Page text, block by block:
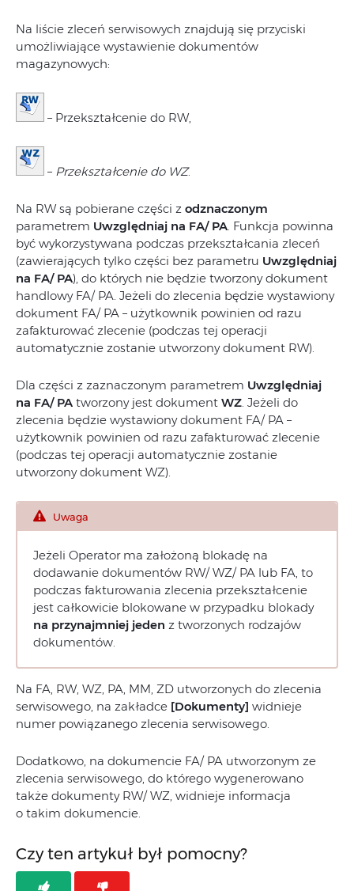
Na liście zleceń serwisowych znajdują się przyciski
umożliwiające wystawienie dokumentów
magazynowych:
– Przekształcenie do RW,
– Przekształcenie do WZ.
Na RW są pobierane części z odznaczonym
parametrem Uwzględniaj na FA/ PA. Funkcja powinna
być wykorzystywana podczas przekształcania zleceń
(zawierających tylko części bez parametru Uwzględniaj
na FA/ PA), do których nie będzie tworzony dokument
handlowy FA/ PA. Jeżeli do zlecenia będzie wystawiony
dokument FA/ PA – użytkownik powinien od razu
zafakturować zlecenie (podczas tej operacji
automatycznie zostanie utworzony dokument RW).
Dla części z zaznaczonym parametrem Uwzględniaj
na FA/ PA tworzony jest dokument WZ. Jeżeli do
zlecenia będzie wystawiony dokument FA/ PA –
użytkownik powinien od razu zafakturować zlecenie
(podczas tej operacji automatycznie zostanie
utworzony dokument WZ).
Uwaga
Jeżeli Operator ma założoną blokadę na
dodawanie dokumentów RW/ WZ/ PA lub FA, to
podczas fakturowania zlecenia przekształcenie
jest całkowicie blokowane w przypadku blokady
na przynajmniej jeden z tworzonych rodzajów
dokumentów.
Na FA, RW, WZ, PA, MM, ZD utworzonych do zlecenia
serwisowego, na zakładce [Dokumenty] widnieje
numer powiązanego zlecenia serwisowego.
Dodatkowo, na dokumencie FA/ PA utworzonym ze
zlecenia serwisowego, do którego wygenerowano
także dokumenty RW/ WZ, widnieje informacja
o takim dokumencie.
Czy ten artykuł był pomocny?